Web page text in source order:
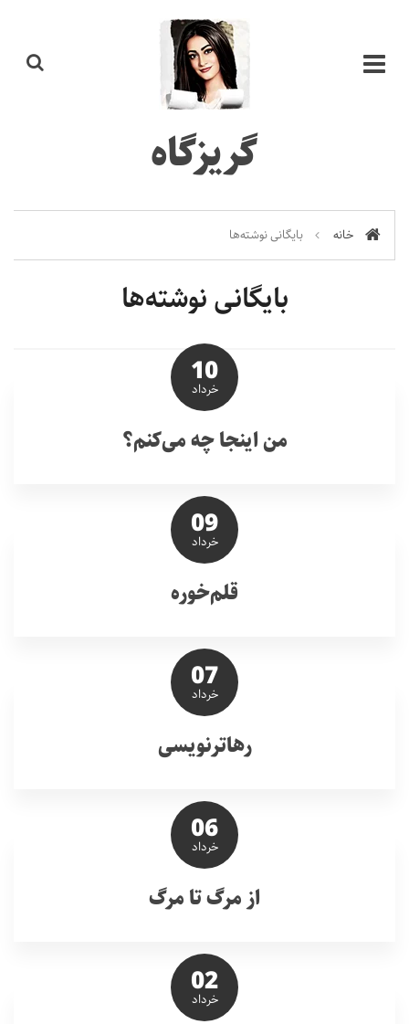
گریزگاه
خانه بایگانی نوشته‌ها
بایگانی نوشته‌ها
10
خرداد
من اینجا چه می‌کنم؟
09
خرداد
قلم‌خوره
07
خرداد
رهاترنویسی
06
خرداد
از مرگ تا مرگ
02
خرداد